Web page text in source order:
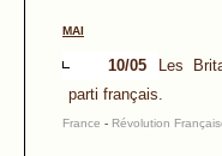
MAI
10/05
Les
parti français.
France - Révolution